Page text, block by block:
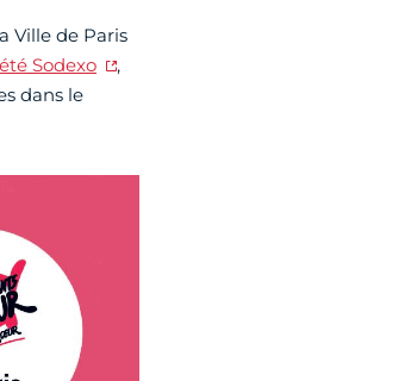
Ville de Paris
Sodexo
,
dans le